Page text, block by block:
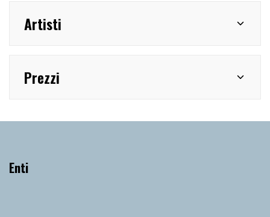
Artisti
Prezzi
Enti